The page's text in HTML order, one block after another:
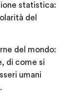
statistica:
del
del mondo:
di come si
umani